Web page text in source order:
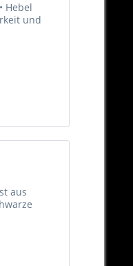
Hebel
und
aus